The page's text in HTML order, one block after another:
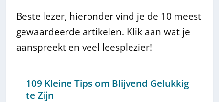
Beste lezer, hieronder vind je de 10 meest
gewaardeerde artikelen. Klik aan wat je
aanspreekt en veel leesplezier!
109 Kleine Tips om Blijvend Gelukkig
te Zijn